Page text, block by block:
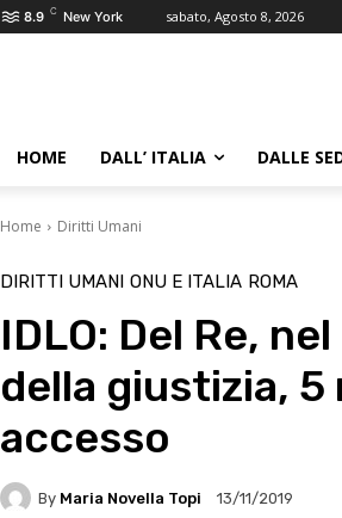
8.9 C New York sabato, Agosto 8, 2026
HOME DALL’ ITALIA DALLE
Home Diritti Umani
DIRITTI UMANI ONU E ITALIA ROMA
IDLO: Del Re,
della giustizia, 5
accesso
By Maria Novella Topi 13/11/2019